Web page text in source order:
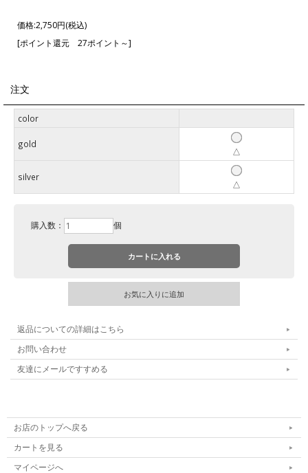
価格:2,750円(税込)
[ポイント還元 27ポイント～]
注文
color
gold
△
silver
△
購入数： 個
返品についての詳細はこちら
お問い合わせ
友達にメールですすめる
お店のトップへ戻る
カートを見る
マイページへ